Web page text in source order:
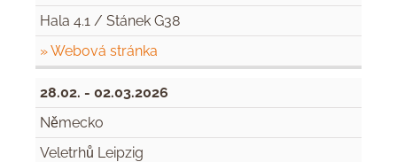
Hala 4.1 / Stánek G38
» Webová stránka
28.02. - 02.03.2026
Německo
Veletrhů Leipzig